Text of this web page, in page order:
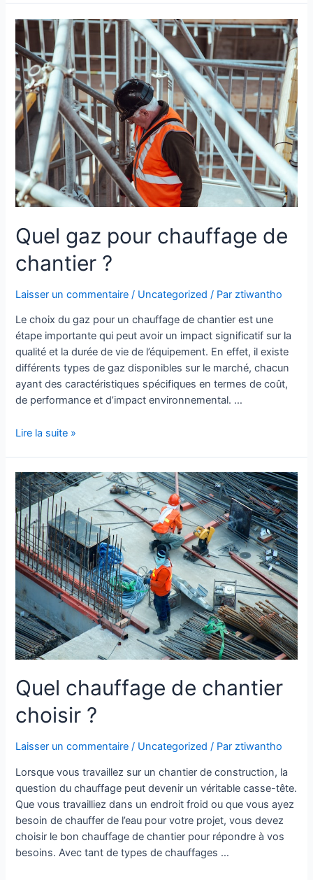
Quel gaz pour chauffage de
chantier ?
Laisser un commentaire / Uncategorized / Parztiwantho
Le choix du gaz pour un chauffage de chantier est une
étape importante qui peut avoir un impact significatif sur la
qualité et la durée de vie de l’équipement. En effet, il existe
différents types de gaz disponibles sur le marché, chacun
ayant des caractéristiques spécifiques en termes de coût,
de performance et d’impact environnemental. …
Lire la suite »
Quel chauffage de chantier
choisir ?
Laisser un commentaire / Uncategorized / Parztiwantho
Lorsque vous travaillez sur un chantier de construction, la
question du chauffage peut devenir un véritable casse-tête.
Que vous travailliez dans un endroit froid ou que vous ayez
besoin de chauffer de l’eau pour votre projet, vous devez
choisir le bon chauffage de chantier pour répondre à vos
besoins. Avec tant de types de chauffages …